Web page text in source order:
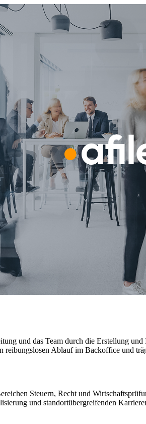
und das Team durch die Erstellung
Ablauf im Backoffice und
Steuern, Recht und
und standortübergreifenden